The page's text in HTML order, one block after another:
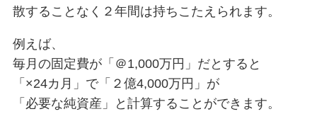
散することなく２年間は持ちこたえられます。
例えば、
毎月の固定費が「＠1,000万円」だとすると
「×24カ月」で「２億4,000万円」が
「必要な純資産」と計算することができます。